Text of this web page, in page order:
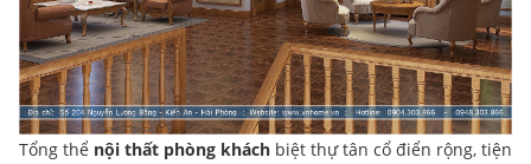
Tổng thể nội thất phòng khách biệt thự tân cổ điển rộng, tiện